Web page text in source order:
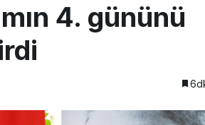
4. gününü
İstifa eden